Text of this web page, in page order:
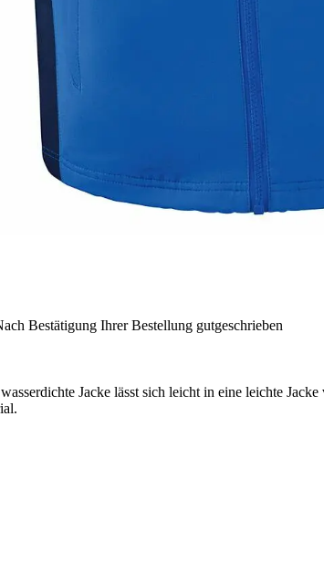
Bestätigung Ihrer Bestellung gutgeschrieben
Jacke lässt sich leicht in eine leichte Jacke